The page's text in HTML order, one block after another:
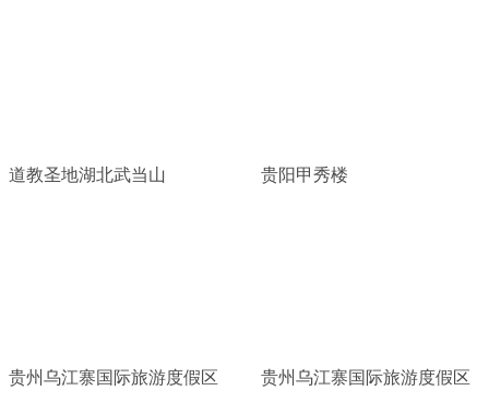
道教圣地湖北武当山 贵阳甲秀楼
贵州乌江寨国际旅游度假区 贵州乌江寨国际旅游度假区